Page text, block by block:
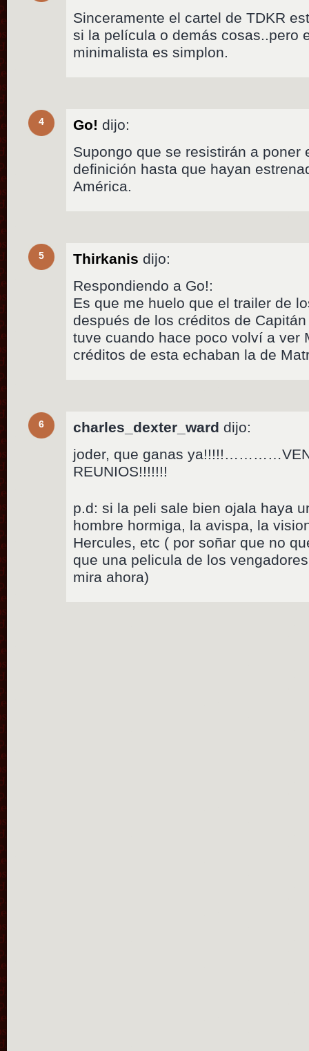
Sinceramente el cartel de TDKR
si la película o demás cosas..pero
minimalista es simplon.
4 Go! dijo:
Supongo que se resistirán a poner
definición hasta que hayan
América.
5 Thirkanis dijo:
Respondiendo a Go!:
Es que me huelo que el trailer de
después de los créditos de
tuve cuando hace poco volví a ver
créditos de esta echaban la de
6 charles_dexter_ward dijo:
joder, que ganas
REUNIOS!!!!!!!
p.d: si la peli sale bien ojala haya
hombre hormiga, la avispa, la
Hercules, etc ( por soñar que no
que una pelicula de los
mira ahora)